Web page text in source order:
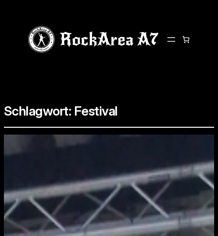
Schlagwort: Festival